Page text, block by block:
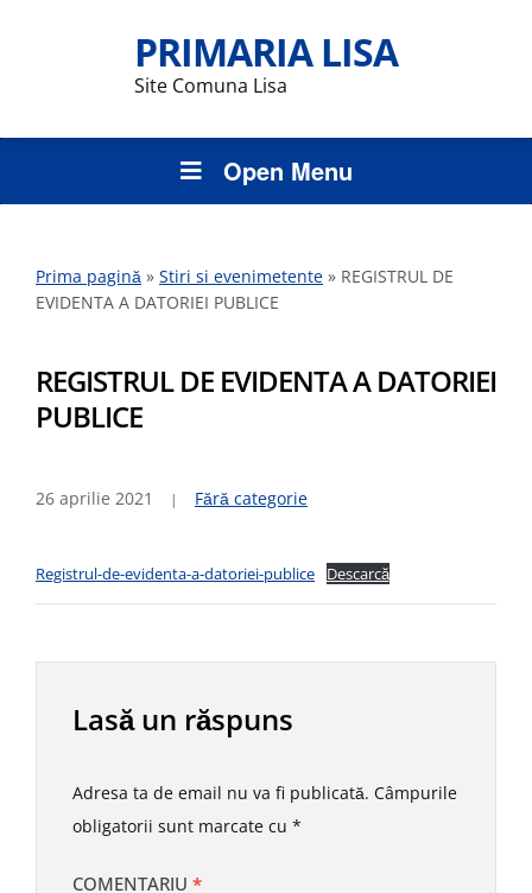
PRIMARIA LISA
Site Comuna Lisa
Open Menu
Prima pagină » Stiri si evenimetente » REGISTRUL DE
EVIDENTA A DATORIEI PUBLICE
REGISTRUL DE EVIDENTA A DATORIEI
PUBLICE
26 aprilie 2021 Fără categorie
Registrul-de-evidenta-a-datoriei-publice Descarcă
Lasă un răspuns
Adresa ta de email nu va fi publicată. Câmpurile
obligatorii sunt marcate cu *
COMENTARIU *